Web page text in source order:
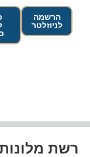
הרשמה
לניוזלטר
רשת